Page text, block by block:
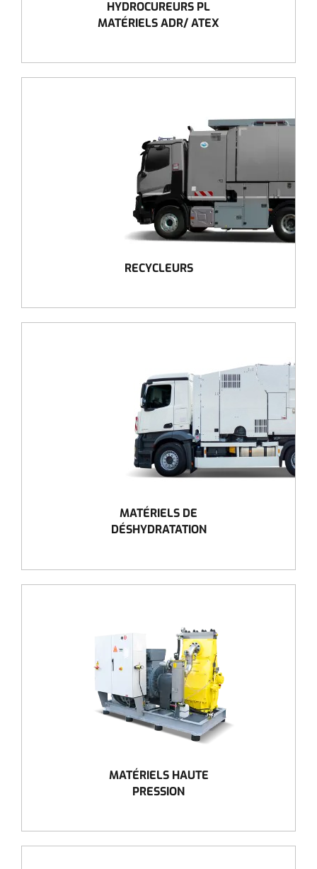
HYDROCUREURS PL
MATÉRIELS ADR/ ATEX
RECYCLEURS
MATÉRIELS DE
DÉSHYDRATATION
MATÉRIELS HAUTE
PRESSION